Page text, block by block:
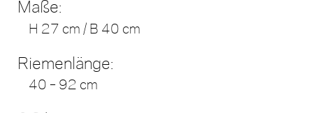
Maße:
H 27 cm / B 40 cm
Riemenlänge:
40 – 92 cm